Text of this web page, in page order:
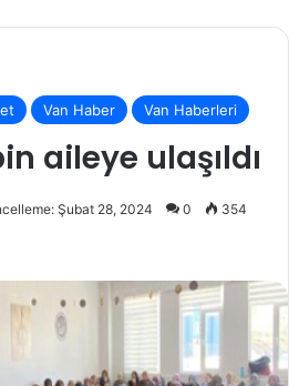
Van Haber Van Haberleri
aileye ulaşıldı
Şubat 28, 2024 0 354